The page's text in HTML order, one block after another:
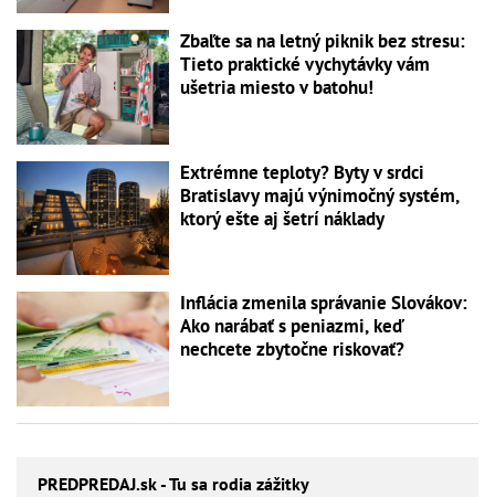
Zbaľte sa na letný piknik bez stresu:
Tieto praktické vychytávky vám
ušetria miesto v batohu!
Extrémne teploty? Byty v srdci
Bratislavy majú výnimočný systém,
ktorý ešte aj šetrí náklady
Inflácia zmenila správanie Slovákov:
Ako narábať s peniazmi, keď
nechcete zbytočne riskovať?
PREDPREDAJ.sk - Tu sa rodia zážitky